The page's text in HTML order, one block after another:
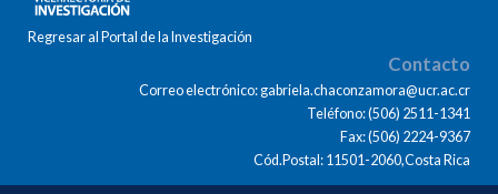
Regresar al Portal de la Investigación
Contacto
Correo electrónico: gabriela.chaconzamora@ucr.ac.cr
Teléfono: (506) 2511-1341
Fax: (506) 2224-9367
Cód.Postal: 11501-2060,Costa Rica